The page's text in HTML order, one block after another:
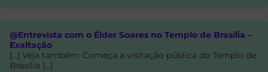
@Entrevista com o Élder Soares no Templo de Brasília –
Exaltação
[…] Veja também: Começa a visitação pública do Templo de
Brasília […]